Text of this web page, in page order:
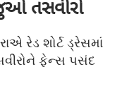
તસવીરો
રેડ શોર્ટ ડ્રેસમાં
ફેન્સ પસંદ